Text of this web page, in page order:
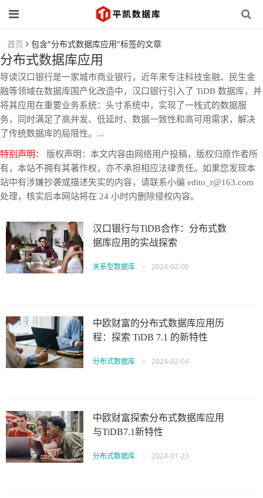
首页 包含"分布式数据库应用"标签的文章
分布式数据库应用
导读汉口银行是一家城市商业银行，近年来专注科技金融、民生金
融等领域在数据库国产化改造中，汉口银行引入了 TiDB 数据库，并
将其应用在重要业务系统：头寸系统中，实现了一栈式的数据服
务，同时满足了高并发、低延时、数据一致性和高可用需求，解决
了传统数据库的局限性。...
特别声明：
版权声明：本文内容由网络用户投稿，版权归原作者所
有，本站不拥有其著作权，亦不承担相应法律责任。如果您发现本
站中有涉嫌抄袭或描述失实的内容，请联系小编 edito_r@163.com
处理，核实后本网站将在 24 小时内删除侵权内容。
汉口银行与TiDB合作：分布式数
据库应用的实战探索
关系型数据库 • 2024-02-06
中欧财富的分布式数据库应用历
程：探索 TiDB 7.1 的新特性
分布式数据库 • 2024-02-04
中欧财富探索分布式数据库应用
与TiDB7.1新特性
分布式数据库 • 2024-01-23